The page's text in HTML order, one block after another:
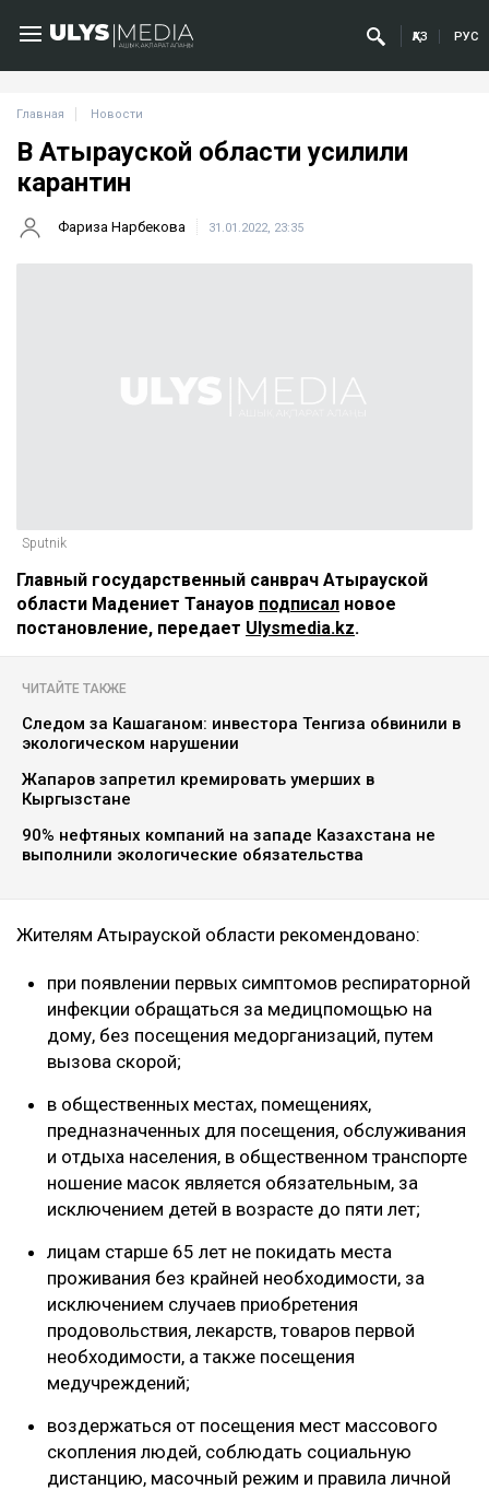
ҚАЗ РУС
Главная Новости
В Атырауской области усилили
карантин
Фариза Нарбекова 31.01.2022, 23:35
Sputnik
Главный государственный санврач Атырауской
области Мадениет Танауов подписал новое
постановление, передает Ulysmedia.kz.
ЧИТАЙТЕ ТАКЖЕ
Следом за Кашаганом: инвестора Тенгиза обвинили в
экологическом нарушении
Жапаров запретил кремировать умерших в
Кыргызстане
90% нефтяных компаний на западе Казахстана не
выполнили экологические обязательства
Жителям Атырауской области рекомендовано:
при появлении первых симптомов респираторной
инфекции обращаться за медицпомощью на
дому, без посещения медорганизаций, путем
вызова скорой;
в общественных местах, помещениях,
предназначенных для посещения, обслуживания
и отдыха населения, в общественном транспорте
ношение масок является обязательным, за
исключением детей в возрасте до пяти лет;
лицам старше 65 лет не покидать места
проживания без крайней необходимости, за
исключением случаев приобретения
продовольствия, лекарств, товаров первой
необходимости, а также посещения
медучреждений;
воздержаться от посещения мест массового
скопления людей, соблюдать социальную
дистанцию, масочный режим и правила личной